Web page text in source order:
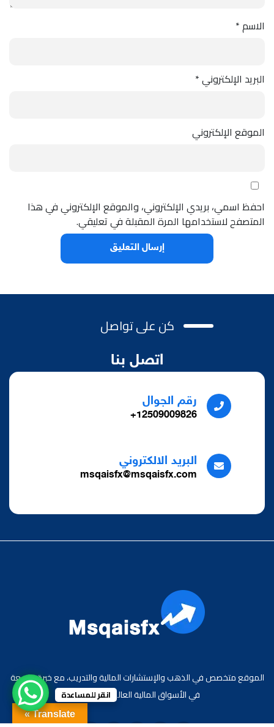
الاسم*
البريد الإلكتروني*
الموقع الإلكتروني
احفظ اسمي، بريدي الإلكتروني، والموقع الإلكتروني في هذا
المتصفح لاستخدامها المرة المقبلة في تعليقي.
كن على تواصل
اتصل بنا
رقم الجوال
12509009826+
البريد الالكتروني
msqaisfx@msqaisfx.com
الموقع متخصص في الذهب والإستشارات المالية والتدريب، مع خبرة واسعة
في الأسواق المالية العالمية والعربية.
Translate »
انقر للمساعدة